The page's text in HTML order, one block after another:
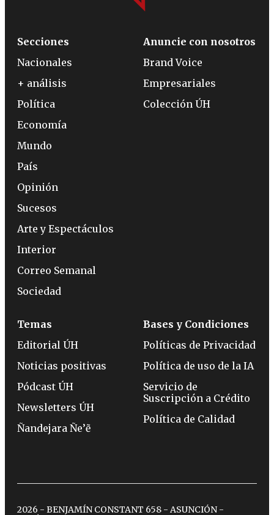
Secciones
Nacionales
+ análisis
Política
Economía
Mundo
País
Opinión
Sucesos
Arte y Espectáculos
Interior
Correo Semanal
Sociedad
Anuncie con nosotros
Brand Voice
Empresariales
Colección ÚH
Temas
Editorial ÚH
Noticias positivas
Pódcast ÚH
Newsletters ÚH
Ñandejara Ñe’ẽ
Bases y Condiciones
Políticas de Privacidad
Política de uso de la IA
Servicio de
Suscripción a Crédito
Política de Calidad
2026 - BENJAMÍN CONSTANT 658 - ASUNCIÓN -